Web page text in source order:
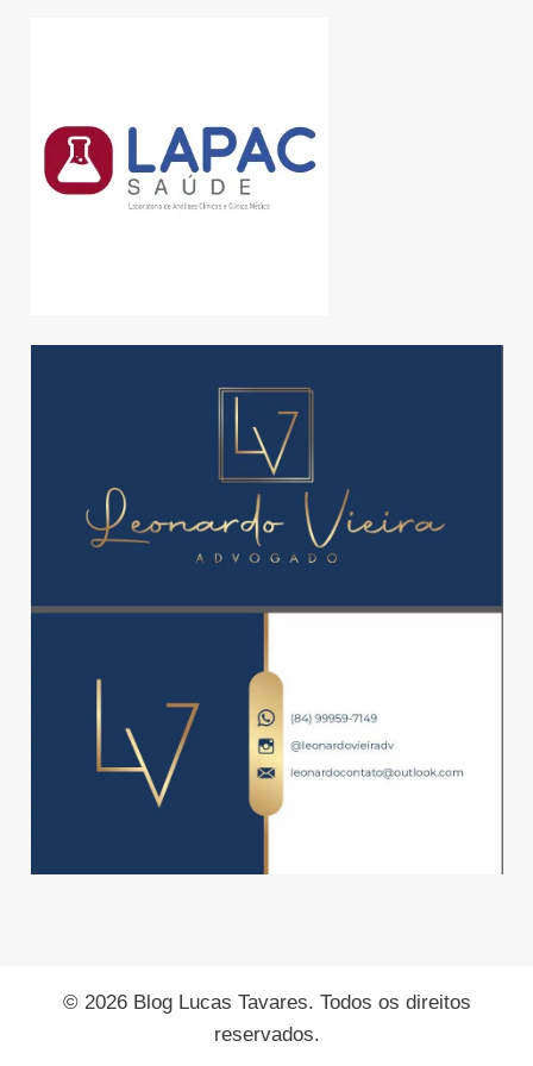
© 2026 Blog Lucas Tavares. Todos os direitos
reservados.